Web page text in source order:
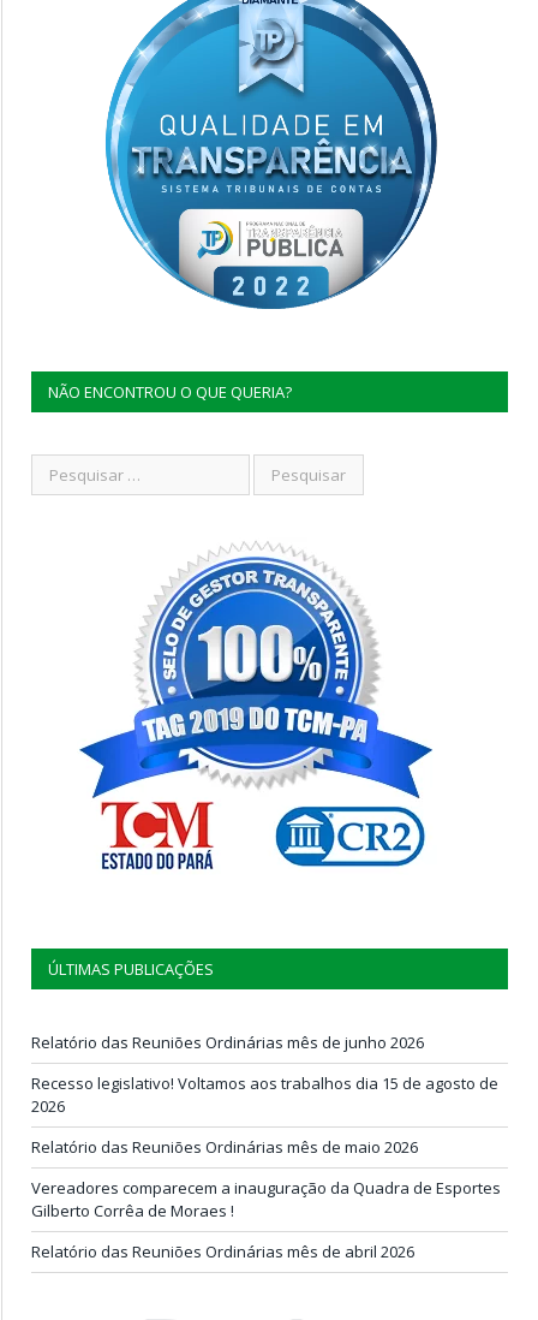
NÃO ENCONTROU O QUE QUERIA?
ÚLTIMAS PUBLICAÇÕES
Relatório das Reuniões Ordinárias mês de junho 2026
Recesso legislativo! Voltamos aos trabalhos dia 15 de agosto de
2026
Relatório das Reuniões Ordinárias mês de maio 2026
Vereadores comparecem a inauguração da Quadra de Esportes
Gilberto Corrêa de Moraes !
Relatório das Reuniões Ordinárias mês de abril 2026